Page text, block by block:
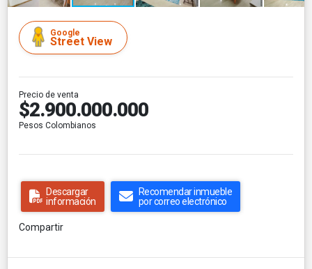
Google
Street View
Precio de venta
$2.900.000.000
Pesos Colombianos
Descargar
información
Recomendar inmueble
por correo electrónico
Compartir